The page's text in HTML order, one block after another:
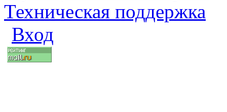
Техническая поддержка
Вход